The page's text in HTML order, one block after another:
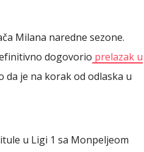
Milana naredne sezone.
dogovorio prelazak u
da je na korak od odlaska u
u Ligi 1 sa Monpeljeom